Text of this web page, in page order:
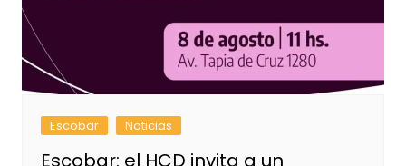
Escobar Noticias
Escobar: el HCD invita a un